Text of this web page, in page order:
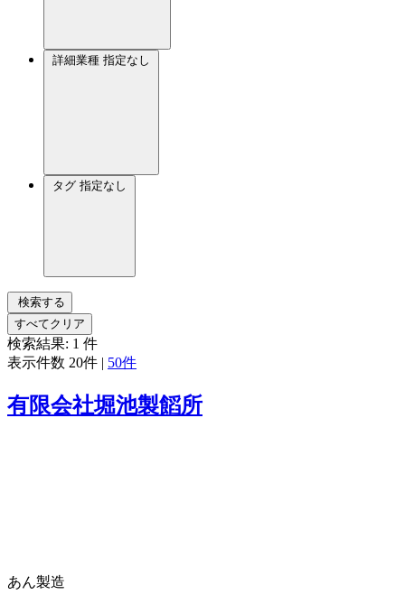
詳細業種 指定なし
タグ 指定なし
検索する
すべてクリア
検索結果: 1 件
表示件数 20件 | 50件
有限会社堀池製饀所
あん製造